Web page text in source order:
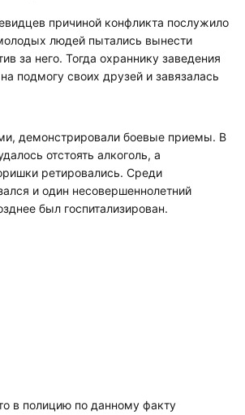
причиной конфликта послужило
людей пытались вынести
за него. Тогда охраннику заведения
подмогу своих друзей и завязалась
демонстрировали боевые приемы. В
отстоять алкоголь, а
ретировались. Среди
и один несовершеннолетний
был госпитализирован.
в полицию по данному факту